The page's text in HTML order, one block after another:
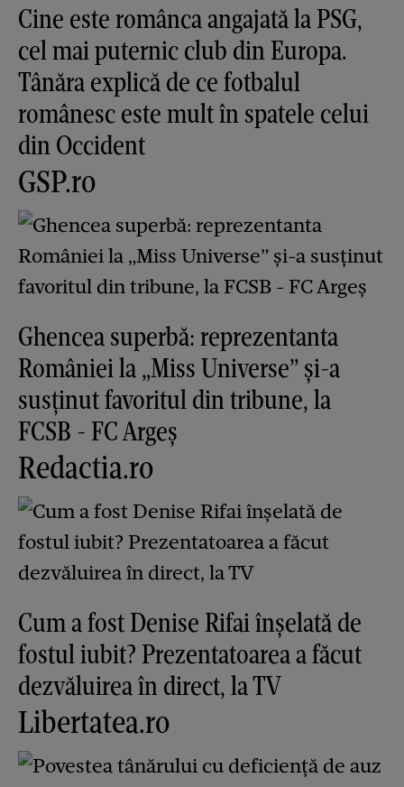
Cine este românca angajată la PSG,
cel mai puternic club din Europa.
Tânăra explică de ce fotbalul
românesc este mult în spatele celui
din Occident
GSP.ro
Ghencea superbă: reprezentanta
României la „Miss Universe” și-a
susținut favoritul din tribune, la
FCSB - FC Argeș
Redactia.ro
Cum a fost Denise Rifai înșelată de
fostul iubit? Prezentatoarea a făcut
dezvăluirea în direct, la TV
Libertatea.ro